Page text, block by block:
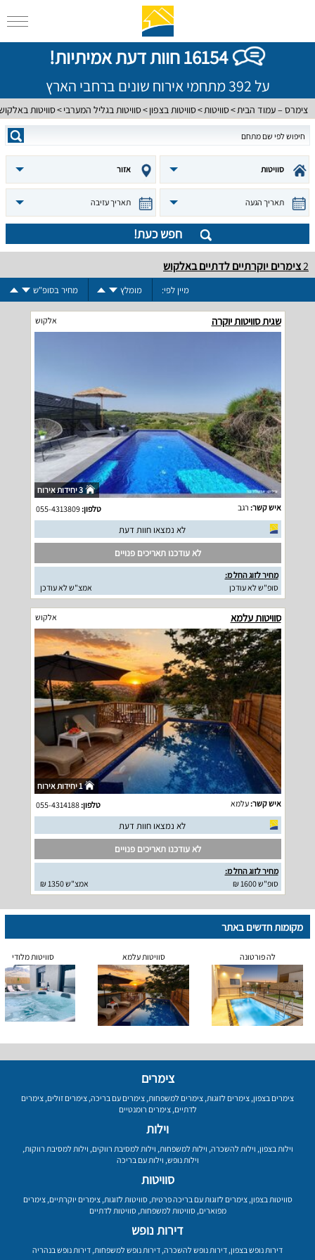
16154 חוות דעת אמיתיות!
על 392 מתחמי אירוח שונים ברחבי הארץ
צימרס – עמוד הבית סוויטות סוויטות בצפון סוויטות בגליל המערבי סוויטות
סוויטות אזור
תאריך הגעה תאריך עזיבה
חפש כעת!
2צימרים יוקרתיים לדתיים באלקוש
מיין לפי: מומלץ מחיר בסופ"ש
שגית סוויטות יוקרה אלקוש
3 יחידות אירוח
איש קשר: רגב טלפון:055-4313809
לא נמצאו חוות דעת
לא עודכנו תאריכים פנויים
מחיר לזוג החל מ:
סופ"ש לא עודכן
אמצ"ש לא עודכן
סוויטות עלמא אלקוש
1 יחידות אירוח
איש קשר:עלמא טלפון:055-4314188
לא נמצאו חוות דעת
לא עודכנו תאריכים פנויים
מחיר לזוג החל מ:
סופ"ש 1600 ₪
אמצ"ש 1350 ₪
מקומות חדשים באתר
לה פורטונה סוויטות עלמא סוויטות מלודי
צימרים
צימרים בצפון, צימרים לזוגות, צימרים למשפחות, צימרים עם בריכה, צימרים זולים, צימרים
לדתיים,צימרים רומנטיים
וילות
וילות בצפון, וילות להשכרה, וילות למשפחות, וילות למסיבת רווקים, וילות למסיבת רווקות,
וילות נופש, וילות עם בריכה
סוויטות
סוויטות בצפון,צימרים לזוגות עם בריכה פרטית,סוויטות לזוגות,צימרים יוקרתיים,צימרים
מפוארים,סוויטות למשפחות,סוויטות לדתיים
דירות נופש
דירות נופש בצפון, דירות נופש להשכרה, דירות נופש למשפחות, דירות נופש בנהריה